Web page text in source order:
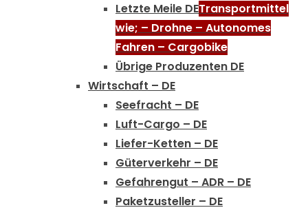
Letzte Meile DETransportmittel
wie; – Drohne – Autonomes
Fahren – Cargobike
Übrige Produzenten DE
Wirtschaft – DE
Seefracht – DE
Luft-Cargo – DE
Liefer-Ketten – DE
Güterverkehr – DE
Gefahrengut – ADR – DE
Paketzusteller – DE